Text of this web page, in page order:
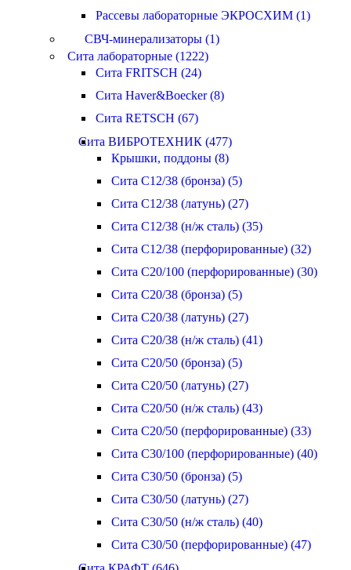
Рассевы лабораторные ЭКРОСХИМ (1)
СВЧ-минерализаторы (1)
Сита лабораторные (1222)
Сита FRITSCH (24)
Сита Haver&Boecker (8)
Сита RETSCH (67)
Сита ВИБРОТЕХНИК (477)
Крышки, поддоны (8)
Сита С12/38 (бронза) (5)
Сита С12/38 (латунь) (27)
Сита С12/38 (н/ж сталь) (35)
Сита С12/38 (перфорированные) (32)
Сита С20/100 (перфорированные) (30)
Сита С20/38 (бронза) (5)
Сита С20/38 (латунь) (27)
Сита С20/38 (н/ж сталь) (41)
Сита С20/50 (бронза) (5)
Сита С20/50 (латунь) (27)
Сита С20/50 (н/ж сталь) (43)
Сита С20/50 (перфорированные) (33)
Сита С30/100 (перфорированные) (40)
Сита С30/50 (бронза) (5)
Сита С30/50 (латунь) (27)
Сита С30/50 (н/ж сталь) (40)
Сита С30/50 (перфорированные) (47)